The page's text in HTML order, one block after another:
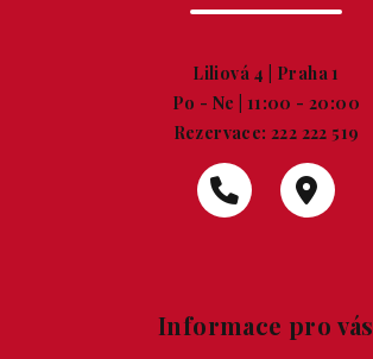
Liliová 4 | Praha 1
Po - Ne | 11:00 - 20:00
Rezervace: 222 222 519
Informace pro vás